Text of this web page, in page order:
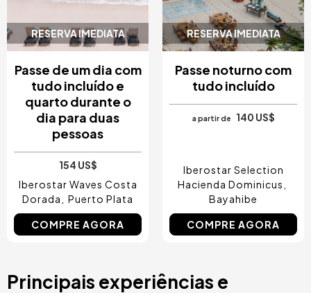
RESERVA IMEDIATA
Passe de um dia com
tudo incluído e
quarto durante o
dia para duas
pessoas
154 US$
Iberostar Waves Costa
Dorada
Puerto Plata
COMPRE AGORA
RESERVA IMEDIATA
Passe noturno com
tudo incluído
a partir de 140 US$
Iberostar Selection
Hacienda Dominicus
Bayahibe
COMPRE AGORA
Principais experiências e